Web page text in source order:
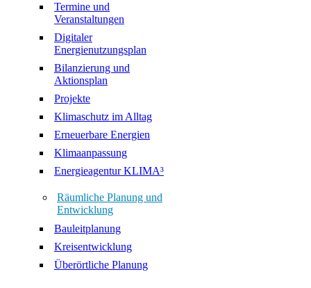
Termine und
Veranstaltungen
Digitaler
Energienutzungsplan
Bilanzierung und
Aktionsplan
Projekte
Klimaschutz im Alltag
Erneuerbare Energien
Klimaanpassung
Energieagentur KLIMA³
Räumliche Planung und
Entwicklung
Bauleitplanung
Kreisentwicklung
Überörtliche Planung